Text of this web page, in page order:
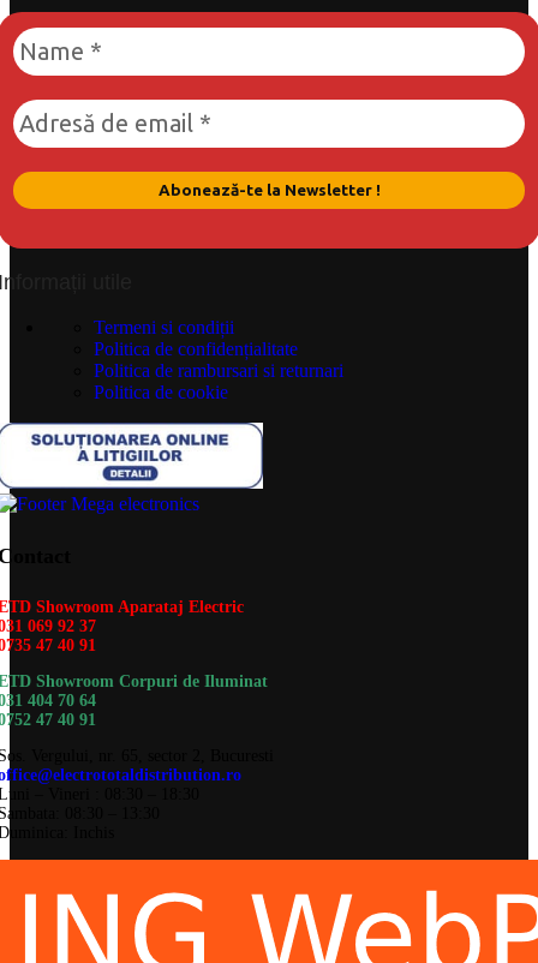
utile
Termeni si condiții
Politica de confidențialitate
Politica de rambursari si returnari
Politica de cookie
Showroom Aparataj Electric
069 92 37
47 40 91
Showroom Corpuri de Iluminat
404 70 64
47 40 91
Vergului, nr. 65, sector 2, Bucuresti
– Vineri : 08:30 – 18:30
08:30 – 13:30
Inchis